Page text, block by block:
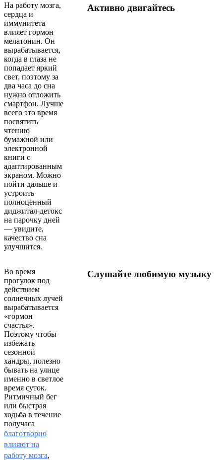
На работу мозга,
сердца и
иммунитета
влияет гормон
мелатонин. Он
вырабатывается,
когда в глаза не
попадает яркий
свет, поэтому за
два часа до сна
нужно отложить
смартфон. Лучше
всего это время
посвятить
чтению
бумажной или
электронной
книги с
адаптированным
экраном. Можно
пойти дальше и
устроить
полноценный
диджитал-детокс
на парочку дней
— увидите,
качество сна
улучшится.
Активно двигайтесь
Во время
прогулок под
действием
солнечных лучей
вырабатывается
«гормон
счастья».
Поэтому чтобы
избежать
сезонной
хандры, полезно
бывать на улице
именно в светлое
время суток.
Ритмичный бег
или быстрая
ходьба в течение
получаса
благотворно
влияют на
работу мозга,
Слушайте любимую музыку